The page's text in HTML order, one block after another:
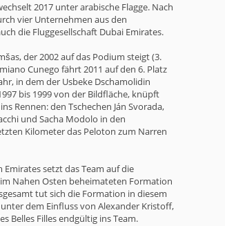
2017 unter arabische Flagge. Nach
vier Unternehmen aus den
die Fluggesellschaft Dubai Emirates.
der 2002 auf das Podium steigt (3.
Cunego fährt 2011 auf den 6. Platz
in dem der Usbeke Dschamolidin
bis 1999 von der Bildfläche, knüpft
Rennen: den Tschechen Ján Svorada,
und Sacha Modolo in den
Kilometer das Peloton zum Narren
setzt das Team auf die
Nahen Osten beheimateten Formation
tut sich die Formation in diesem
dem Einfluss von Alexander Kristoff,
Belles Filles endgültig ins Team.